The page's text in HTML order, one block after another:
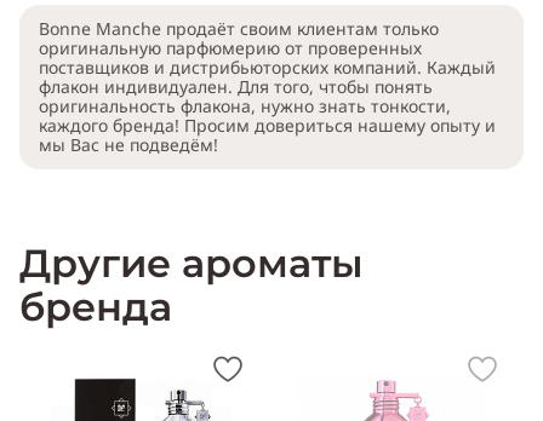
Bonne Manche продаёт своим клиентам только
оригинальную парфюмерию от проверенных
поставщиков и дистрибьюторских компаний. Каждый
флакон индивидуален. Для того, чтобы понять
оригинальность флакона, нужно знать тонкости,
каждого бренда! Просим довериться нашему опыту и
мы Вас не подведём!
Другие ароматы
бренда